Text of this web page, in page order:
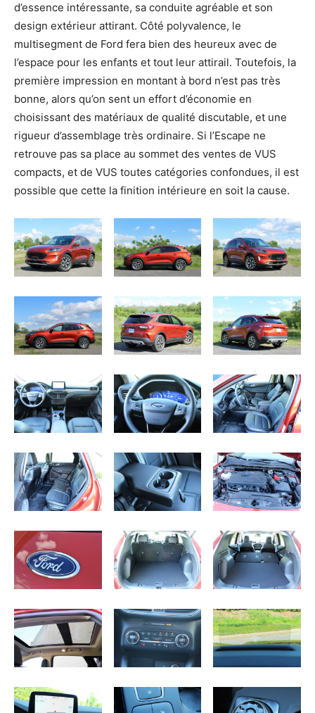
d’essence intéressante, sa conduite agréable et son
design extérieur attirant. Côté polyvalence, le
multisegment de Ford fera bien des heureux avec de
l’espace pour les enfants et tout leur attirail. Toutefois, la
première impression en montant à bord n’est pas très
bonne, alors qu’on sent un effort d’économie en
choisissant des matériaux de qualité discutable, et une
rigueur d’assemblage très ordinaire. Si l’Escape ne
retrouve pas sa place au sommet des ventes de VUS
compacts, et de VUS toutes catégories confondues, il est
possible que cette la finition intérieure en soit la cause.